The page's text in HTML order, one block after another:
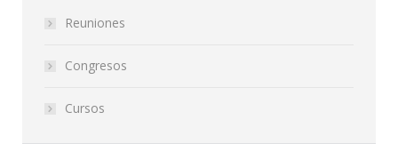
Reuniones
Congresos
Cursos